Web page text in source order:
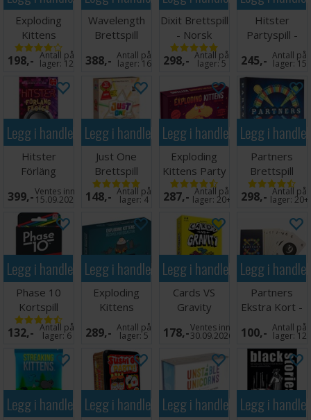
Nights leverer kreativt kaos, ville gjetninger og delte
hjernebølger - alt sammen opplyst med en neon-twist. La
blobifiseringen begynne!
Antall spillere: 4-8
Alder: 8+
Spilletid: 15 minutter
Språk: Engelsk
Exploding
Kittens
Kortspill -
Norsk
198,- Antall på
lager: 12
Wavelength
Brettspill
388,- Antall på
lager: 16
Dixit Brettspill
- Norsk
utgave
298,- Antall på
lager:5
Hitster
Partyspill -
Engelsk
utgave
245,- Antall på
lager: 15
Legg i handlekurven
Hitster
Förläng
Festen -
SVENSK
399,-Ventes inn
15.09.2026
Legg i handlekurven
Just One
Brettspill
(Norsk
utgave)
148,- Antall på
lager:4
Legg i handlekurven
Exploding
Kittens Party
Pack Kortspill
287,- Antall på
lager:20+
Legg i
Partners
Brettspill
(Norsk)
298,- Antall på
lager:20+
Legg i handlekurven
Phase 10
Kortspill
Norsk
132,- Antall på
lager:6
Legg i handlekurven
Exploding
Kittens
Recipes for
Disaster
289,- Antall på
lager:5
Legg i handlekurven
Cards VS
Gravity
Partyspill
178,-Ventes inn
30.09.2026
Legg i
Partners
Ekstra Kort -
Norsk
100,- Antall på
lager: 12
Legg i handlekurvenLegg i handlekurvenLegg i handlekurven
Legg i